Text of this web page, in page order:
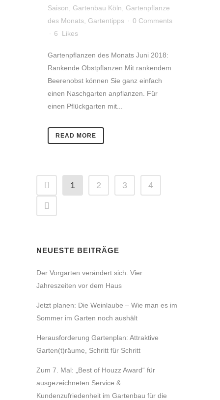
Saison
Gartenbau Köln
Gartenpflanze
des Monats Gartentipps
0 Comments
6
Likes
Gartenpflanzen des Monats Juni 2018:
Rankende Obstpflanzen Mit rankendem
Beerenobst können Sie ganz einfach
einen Naschgarten anpflanzen. Für
einen Pflückgarten mit...
READ MORE
1 2 3 4
NEUESTE BEITRÄGE
Der Vorgarten verändert sich: Vier
Jahreszeiten vor dem Haus
Jetzt planen: Die Weinlaube – Wie man es im
Sommer im Garten noch aushält
Herausforderung Gartenplan: Attraktive
Garten(t)räume, Schritt für Schritt
Zum 7. Mal: „Best of Houzz Award“ für
ausgezeichneten Service &
Kundenzufriedenheit im Gartenbau für die